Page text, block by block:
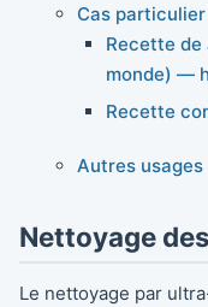
Cas
Recette de
monde) —
Recette
Autres usages
Nettoyage
Le nettoyage par